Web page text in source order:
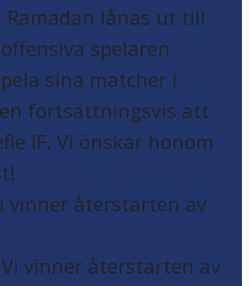
vinner återstarten av